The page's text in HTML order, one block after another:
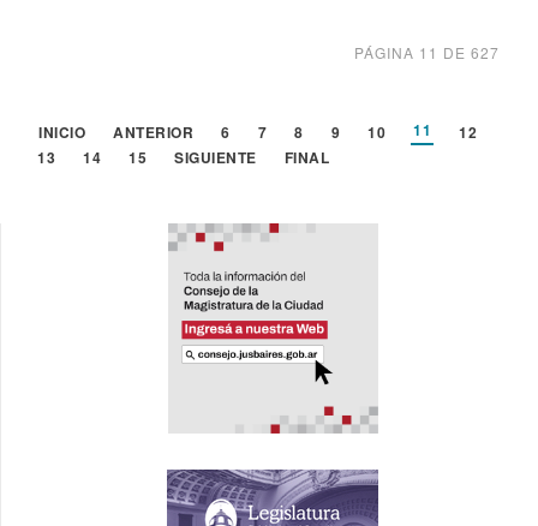
PÁGINA 11 DE 627
INICIO ANTERIOR 6 7 8 9 10 11
12
13
14 15 SIGUIENTE FINAL